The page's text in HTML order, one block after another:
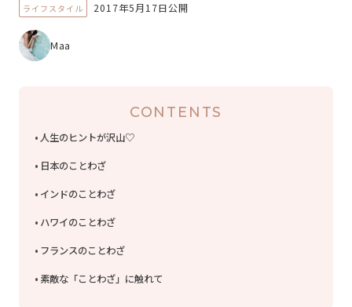
ライフスタイル 2017年5月17日公開
Maa
CONTENTS
人生のヒントが沢山♡
日本のことわざ
インドのことわざ
ハワイのことわざ
フランスのことわざ
素敵な「ことわざ」に触れて